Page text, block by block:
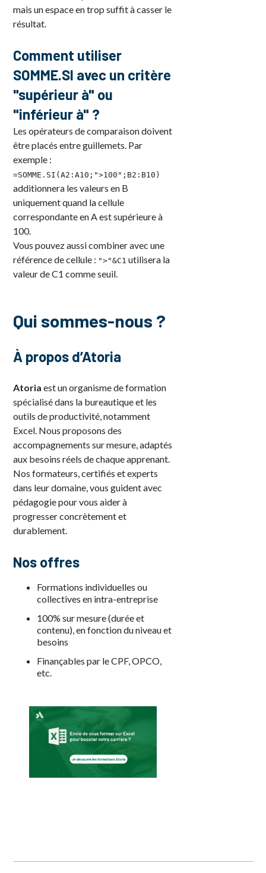
mais un espace en trop suffit à casser le
résultat.
Comment utiliser
SOMME.SI avec un critère
"supérieur à" ou
"inférieur à" ?
Les opérateurs de comparaison doivent
être placés entre guillemets. Par
exemple :
=SOMME.SI(A2:A10;">100";B2:B10)
additionnera les valeurs en B
uniquement quand la cellule
correspondante en A est supérieure à
100.
Vous pouvez aussi combiner avec une
référence de cellule : ">"&C1 utilisera la
valeur de C1 comme seuil.
Qui sommes-nous ?
À propos d’Atoria
Atoria est un organisme de formation
spécialisé dans la bureautique et les
outils de productivité, notamment
Excel. Nous proposons des
accompagnements sur mesure, adaptés
aux besoins réels de chaque apprenant.
Nos formateurs, certifiés et experts
dans leur domaine, vous guident avec
pédagogie pour vous aider à
progresser concrètement et
durablement.
Nos offres
Formations individuelles ou
collectives en intra-entreprise
100% sur mesure (durée et
contenu), en fonction du niveau et
besoins
Finançables par le CPF, OPCO,
etc.